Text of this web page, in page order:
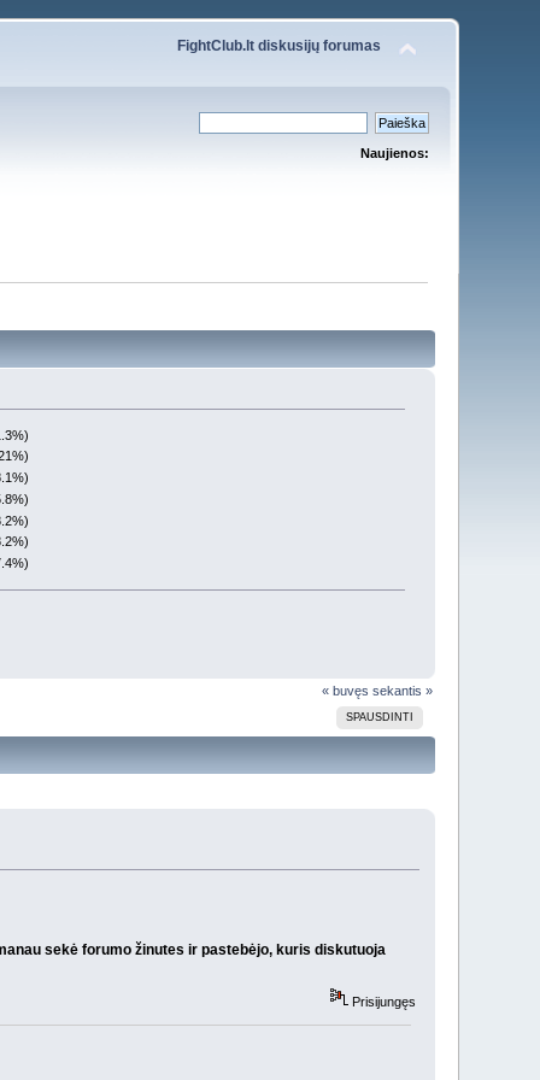
FightClub.lt diskusijų forumas
Naujienos:
« buvęs sekantis »
SPAUSDINTI
sekė forumo žinutes ir pastebėjo, kuris diskutuoja
Prisijungęs